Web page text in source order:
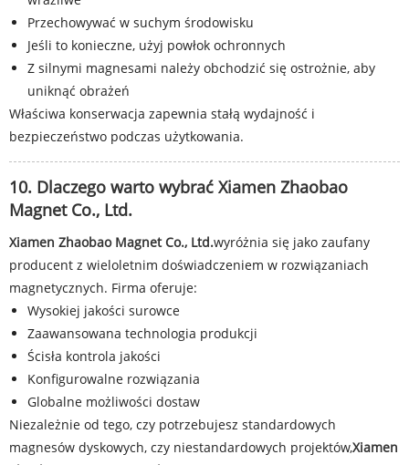
Przechowywać w suchym środowisku
Jeśli to konieczne, użyj powłok ochronnych
Z silnymi magnesami należy obchodzić się ostrożnie, aby
uniknąć obrażeń
Właściwa konserwacja zapewnia stałą wydajność i
bezpieczeństwo podczas użytkowania.
10. Dlaczego warto wybrać Xiamen Zhaobao
Magnet Co., Ltd.
Xiamen Zhaobao Magnet Co., Ltd.wyróżnia się jako zaufany
producent z wieloletnim doświadczeniem w rozwiązaniach
magnetycznych. Firma oferuje:
Wysokiej jakości surowce
Zaawansowana technologia produkcji
Ścisła kontrola jakości
Konfigurowalne rozwiązania
Globalne możliwości dostaw
Niezależnie od tego, czy potrzebujesz standardowych
magnesów dyskowych, czy niestandardowych projektów,Xiamen